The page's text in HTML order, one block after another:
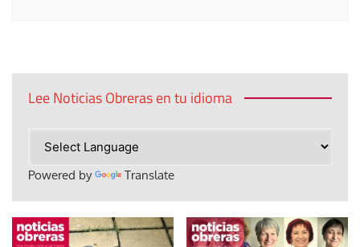
Lee Noticias Obreras en tu idioma
Powered by Translate